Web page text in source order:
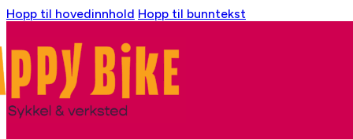
Hopp til hovedinnhold Hopp til bunntekst